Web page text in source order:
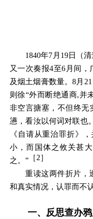
1840年7月19日
（
又一次奏报4至6月间
及烟土烟膏数量。8月
则徐“外而断绝通商,并
非空言搪塞，不但终无
懑，看汝以何词对联也
《自请从重治罪折》
小，而国体之攸关甚
之。 ” ［2］
重读这两件折片，
和真实情况，认罪而不认
一、反思查办